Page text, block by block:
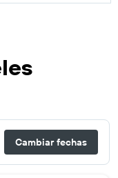
Cambiar fechas